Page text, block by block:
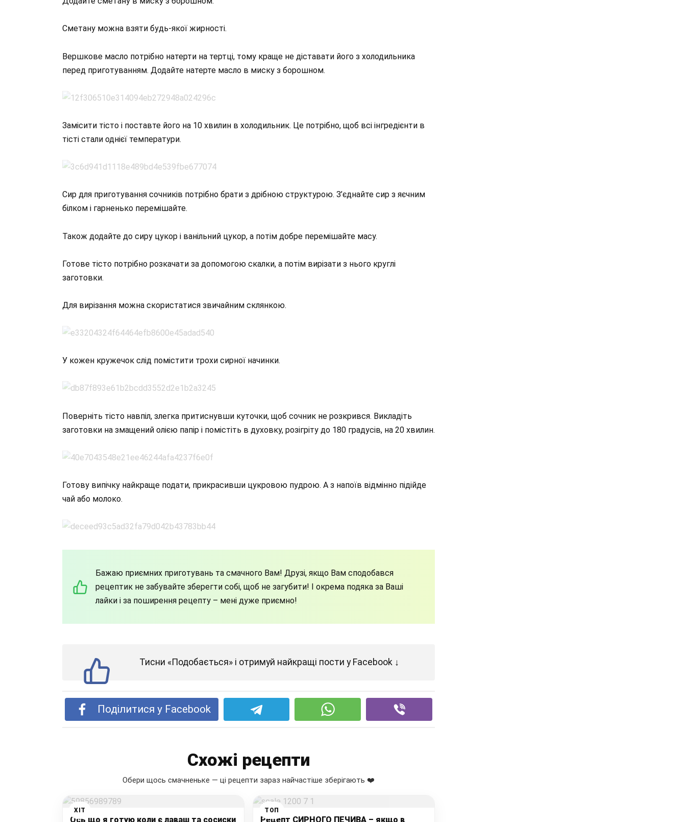
Сметану можна взяти будь-якої жирності.
Вершкове масло потрібно натерти на тертці, тому краще не діставати його з холодильника
перед приготуванням. Додайте натерте масло в миску з борошном.
Замісити тісто і поставте його на 10 хвилин в холодильник. Це потрібно, щоб всі інгредієнти в
тісті стали однієї температури.
Сир для приготування сочників потрібно брати з дрібною структурою. З’єднайте сир з яєчним
білком і гарненько перемішайте.
Також додайте до сиру цукор і ванільний цукор, а потім добре перемішайте масу.
Готове тісто потрібно розкачати за допомогою скалки, а потім вирізати з нього круглі
заготовки.
Для вирізання можна скористатися звичайним склянкою.
У кожен кружечок слід помістити трохи сирної начинки.
Поверніть тісто навпіл, злегка притиснувши куточки, щоб сочник не розкрився. Викладіть
заготовки на змащений олією папір і помістіть в духовку, розігріту до 180 градусів, на 20 хвилин.
Готову випічку найкраще подати, прикрасивши цукровою пудрою. А з напоїв відмінно підійде
чай або молоко.
Бажаю приємних приготувань та смачного Вам! Друзі, якщо Вам сподобався
рецептик не забувайте зберегти собі, щоб не загубити! І окрема подяка за Ваші
лайки і за поширення рецепту – мені дуже приємно!
Тисни «Подобається» і отримуй найкращі пости у Facebook ↓
Поділитися у Facebook
Схожі рецепти
Обери щось смачненьке — ці рецепти зараз найчастіше зберігають ❤️
ХІТ
Ось що я готую коли є лаваш та сосиски
ТОП
Рецепт СИРНОГО ПЕЧИВА – якщо в